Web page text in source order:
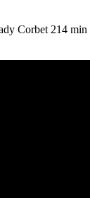
Corbet 214 min